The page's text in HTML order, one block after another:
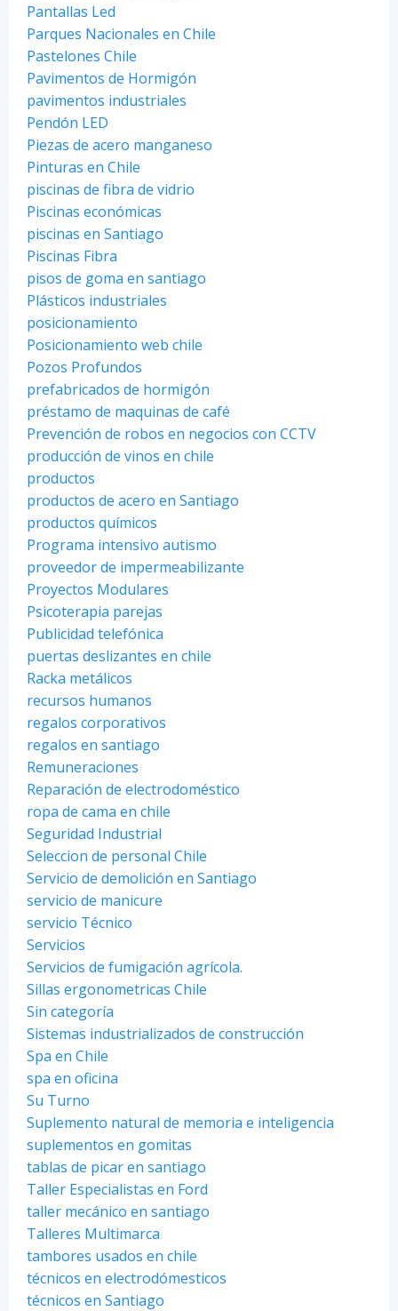
Pantallas Led
Parques Nacionales en Chile
Pastelones Chile
Pavimentos de Hormigón
pavimentos industriales
Pendón LED
Piezas de acero manganeso
Pinturas en Chile
piscinas de fibra de vidrio
Piscinas económicas
piscinas en Santiago
Piscinas Fibra
pisos de goma en santiago
Plásticos industriales
posicionamiento
Posicionamiento web chile
Pozos Profundos
prefabricados de hormigón
préstamo de maquinas de café
Prevención de robos en negocios con CCTV
producción de vinos en chile
productos
productos de acero en Santiago
productos químicos
Programa intensivo autismo
proveedor de impermeabilizante
Proyectos Modulares
Psicoterapia parejas
Publicidad telefónica
puertas deslizantes en chile
Racka metálicos
recursos humanos
regalos corporativos
regalos en santiago
Remuneraciones
Reparación de electrodoméstico
ropa de cama en chile
Seguridad Industrial
Seleccion de personal Chile
Servicio de demolición en Santiago
servicio de manicure
servicio Técnico
Servicios
Servicios de fumigación agrícola.
Sillas ergonometricas Chile
Sin categoría
Sistemas industrializados de construcción
Spa en Chile
spa en oficina
Su Turno
Suplemento natural de memoria e inteligencia
suplementos en gomitas
tablas de picar en santiago
Taller Especialistas en Ford
taller mecánico en santiago
Talleres Multimarca
tambores usados en chile
técnicos en electrodómesticos
técnicos en Santiago